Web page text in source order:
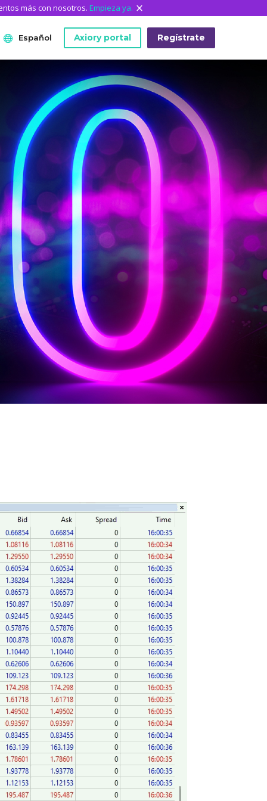
más con nosotros. Empieza ya.
HERRAMIENTAS DE LA
PLATAFORMA
Datos históricos de MetaTrader
Indicadores personalizados de MT4
Guía de instalación de MT4
Guía de instalación de MT5
Guía de instalación de cTrader
QUIÉNES SOMOS
Quiénes somos
El equipo de Axiory
Documentos legales
Preguntas frecuentes
Contáctanos
Español
عربى
English
Русский
Español
ไทย
Tiếng Việt
日本語
Axiory portal Regístrate